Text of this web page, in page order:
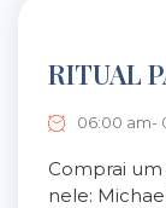
RITUAL
06:00 am-
Comprai
nele: